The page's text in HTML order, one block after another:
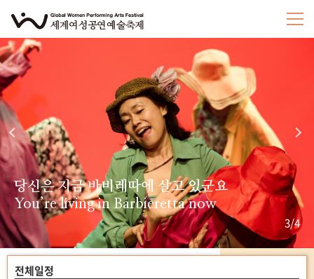
더 스트롱거
The Stronger
당신은 지금 바비레따에 살고 있군요
You’re living in Barbieretta now
리커버리 : 어둠속의 동행자들
Recovery
3/4
전체일정